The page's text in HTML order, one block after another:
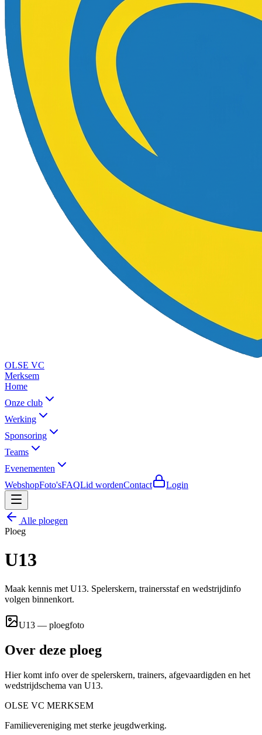
OLSE VC
Merksem
Home
Onze club
Werking
Sponsoring
Teams
Evenementen
WebshopFoto'sFAQLid wordenContact Login
Alle ploegen
Ploeg
U13
Maak kennis met U13. Spelerskern, trainersstaf en wedstrijdinfo
volgen binnenkort.
U13 — ploegfoto
Over deze ploeg
Hier komt info over de spelerskern, trainers, afgevaardigden en het
wedstrijdschema van U13.
OLSE VC MERKSEM
Familievereniging met sterke jeugdwerking.